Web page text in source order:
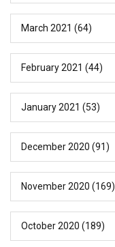
March 2021 (64)
February 2021 (44)
January 2021 (53)
December 2020 (91)
November 2020 (169)
October 2020 (189)